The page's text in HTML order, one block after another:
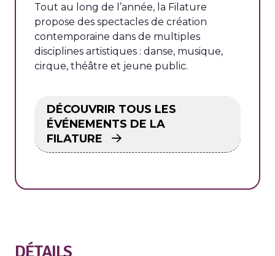
Tout au long de l’année, la Filature
propose des spectacles de création
contemporaine dans de multiples
disciplines artistiques : danse, musique,
cirque, théâtre et jeune public.
DÉCOUVRIR TOUS LES
ÉVÉNEMENTS DE LA
FILATURE
DÉTAILS